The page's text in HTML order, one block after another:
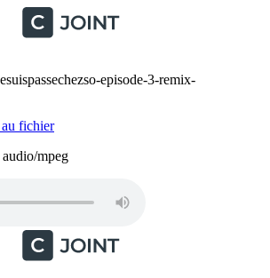
episode-3-remix-
fichier
mpeg